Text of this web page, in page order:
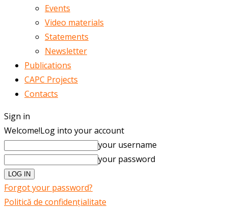
Events
Video materials
Statements
Newsletter
Publications
CAPC Projects
Contacts
Sign in
Welcome!Log into your account
your username
your password
Forgot your password?
Politică de confidențialitate